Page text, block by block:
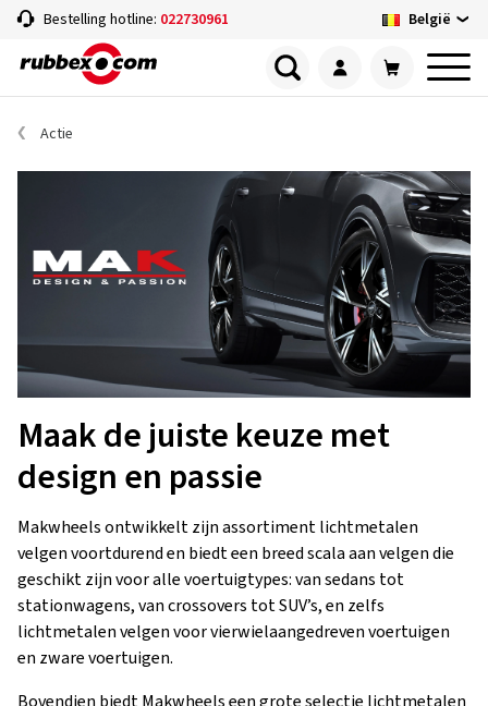
Bestelling hotline: 022730961 België
Actie
Maak de juiste keuze met
design en passie
Makwheels ontwikkelt zijn assortiment lichtmetalen
velgen voortdurend en biedt een breed scala aan velgen die
geschikt zijn voor alle voertuigtypes: van sedans tot
stationwagens, van crossovers tot SUV’s, en zelfs
lichtmetalen velgen voor vierwielaangedreven voertuigen
en zware voertuigen.